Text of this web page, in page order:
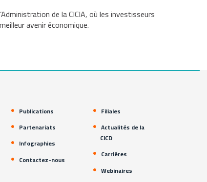
de la CICIA, où les investisseurs
avenir économique.
Publications
Partenariats
Infographies
Contactez-nous
Filiales
Actualités de la
CICD
Carrières
Webinaires